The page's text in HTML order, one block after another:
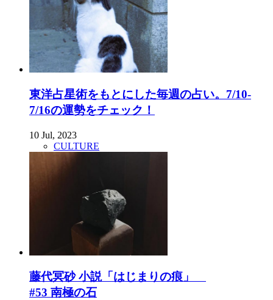
東洋占星術をもとにした毎週の占い。7/10-
7/16の運勢をチェック！
10 Jul, 2023
CULTURE
藤代冥砂 小説「はじまりの痕」
#53 南極の石